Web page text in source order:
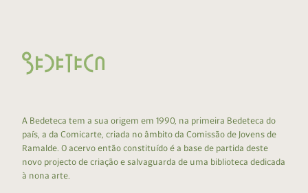
A Bedeteca tem a sua origem em 1990, na primeira Bedeteca do
país, a da Comicarte, criada no âmbito da Comissão de Jovens de
Ramalde. O acervo então constituído é a base de partida deste
novo projecto de criação e salvaguarda de uma biblioteca dedicada
à nona arte.